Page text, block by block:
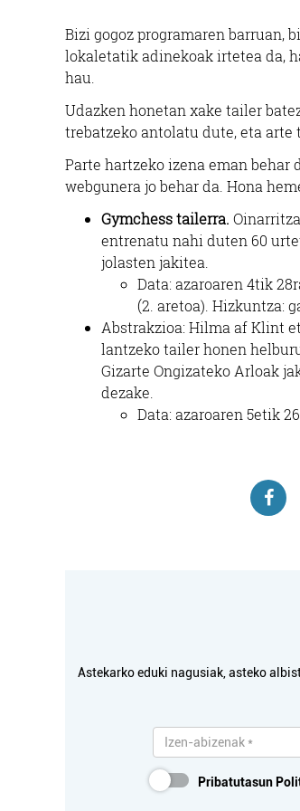
Bizi gogoz programaren barruan,
lokaletatik adinekoak irtetea da,
hau.
Udazken honetan xake tailer
trebatzeko antolatu dute, eta arte
Parte hartzeko izena eman behar
webgunera jo behar da. Hona
Gymchess tailerra.
entrenatu nahi duten 60
jolasten jakitea.
Data: azaroaren 4tik
(2. aretoa). Hizkuntza:
Abstrakzioa: Hilma af Klint
lantzeko tailer honen
Gizarte Ongizateko Arloak
dezake.
Data: azaroaren 5etik
Astekarko eduki nagusiak, asteko
Pribatutasun